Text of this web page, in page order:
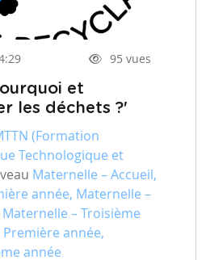
95 vues
et
les déchets ?'
(Formation
Technologique et
Maternelle – Accueil,
année, Maternelle –
– Troisième
année,
année